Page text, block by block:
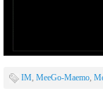
IM, MeeGo-Maemo,